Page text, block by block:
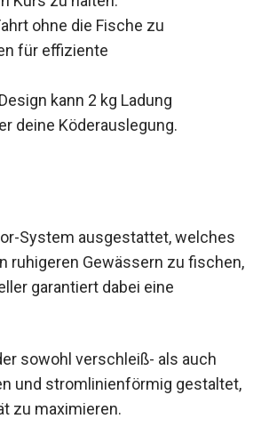
ohne die Fische zu
für effiziente
kann 2 kg Ladung
deine Köderauslegung.
System ausgestattet, welches
ruhigeren Gewässern zu
garantiert dabei eine
sowohl verschleiß- als auch
und stromlinienförmig gestaltet,
zu maximieren.